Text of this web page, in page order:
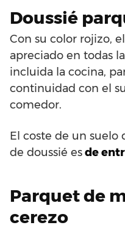
Doussié
Con su color rojizo,
apreciado en todas
incluida la cocina,
continuidad con el
comedor.
El coste de un suelo
de doussié esde
Parquet de
cerezo